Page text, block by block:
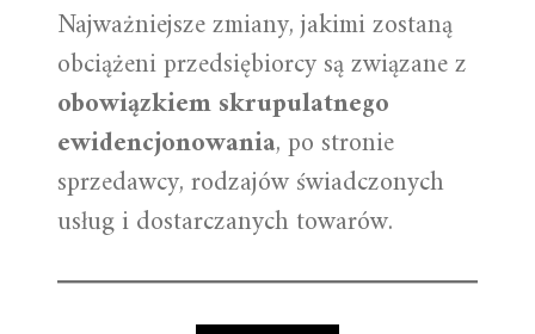
Najważniejsze zmiany, jakimi zostaną
obciążeni przedsiębiorcy są związane z
obowiązkiem skrupulatnego
ewidencjonowania, po stronie
sprzedawcy, rodzajów świadczonych
usług i dostarczanych towarów.